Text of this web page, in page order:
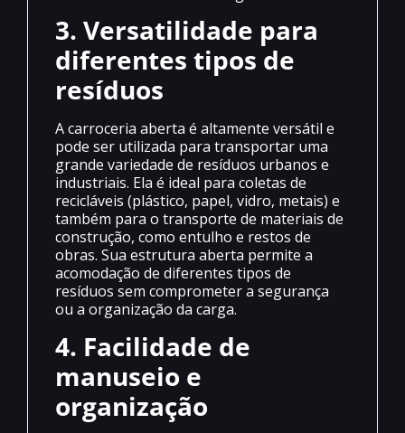
3. Versatilidade para
diferentes tipos de
resíduos
A carroceria aberta é altamente versátil e
pode ser utilizada para transportar uma
grande variedade de resíduos urbanos e
industriais. Ela é ideal para coletas de
recicláveis (plástico, papel, vidro, metais) e
também para o transporte de materiais de
construção, como entulho e restos de
obras. Sua estrutura aberta permite a
acomodação de diferentes tipos de
resíduos sem comprometer a segurança
ou a organização da carga.
4. Facilidade de
manuseio e
organização